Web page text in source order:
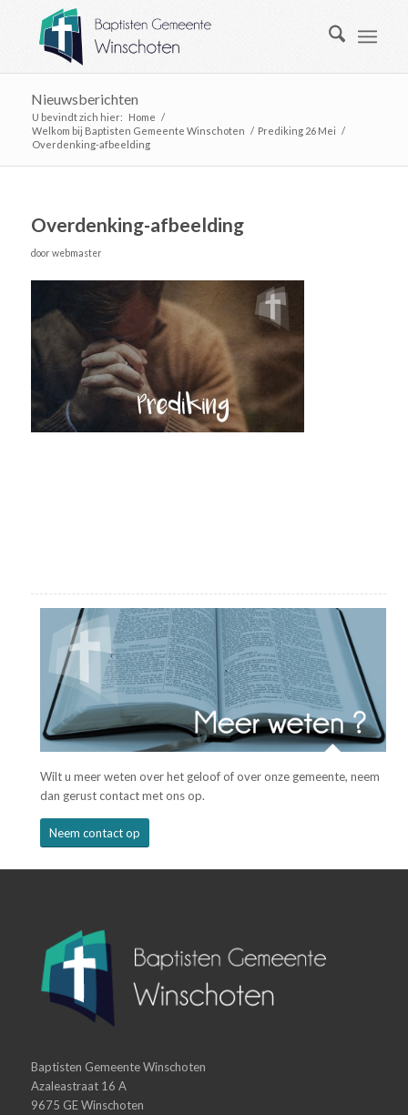
Nieuwsberichten
U bevindt zich hier: Home /
Welkom bij Baptisten Gemeente Winschoten / Prediking 26 Mei /
Overdenking-afbeelding
Overdenking-afbeelding
doorwebmaster
Wilt u meer weten over het geloof of over onze gemeente, neem
dan gerust contact met ons op.
Neem contact op
Baptisten Gemeente Winschoten
Azaleastraat 16 A
9675 GE Winschoten